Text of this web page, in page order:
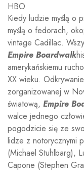
HBO
Kiedy ludzie myślą o
myślą o fedorach,
vintage Cadillac.
Empire Boardwalk
amerykańskiemu
XX wieku.
zorganizowanej w
światową, Empire
walce jednego
pogodzicie się ze
lidze z notorycznymi
(Michael Stuhlbarg),
Capone (Stephen